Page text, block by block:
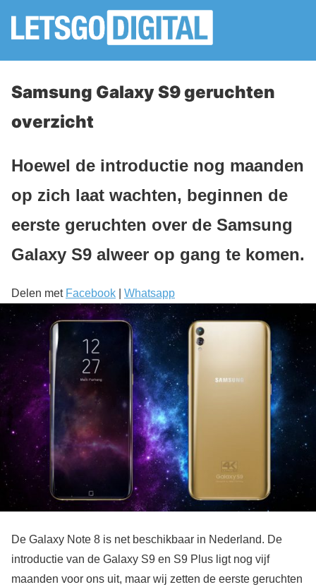
Samsung Galaxy S9 geruchten
overzicht
Hoewel de introductie nog maanden
op zich laat wachten, beginnen de
eerste geruchten over de Samsung
Galaxy S9 alweer op gang te komen.
Delen met Facebook Whatsapp
De Galaxy Note 8 is net beschikbaar in Nederland. De
introductie van de Galaxy S9 en S9 Plus ligt nog vijf
maanden voor ons uit, maar wij zetten de eerste geruchten